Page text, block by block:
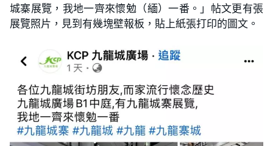
城寨展覽，我地一齊來懷勉（緬）一番。」帖文更有張
展覽照片，見到有幾塊壁報板，貼上紙張打印的圖文。